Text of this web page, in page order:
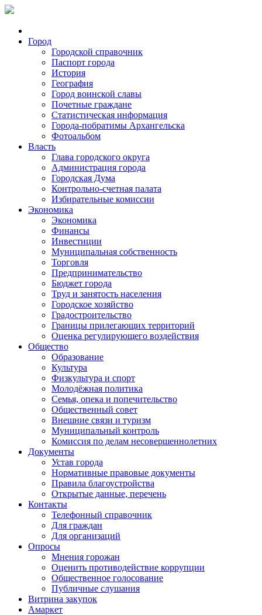
Город
Городской справочник
Паспорт города
История
География
Город воинской славы
Почетные граждане
Статистическая информация
Города-побратимы Архангельска
Фотоальбом
Власть
Глава городского округа
Администрация города
Городская Дума
Контрольно-счетная палата
Избирательные комиссии
Экономика
Экономика
Финансы
Инвестиции
Муниципальная собственность
Торговля
Предпринимательство
Бюджет города
Труд и занятость населения
Городское хозяйство
Градостроительство
Границы прилегающих территорий
Оценка регулирующего воздействия
Общество
Образование
Культура
Физкультура и спорт
Молодёжная политика
Семья, опека и попечительство
Общественный совет
Внешние связи и туризм
Муниципальный контроль
Комиссия по делам несовершеннолетних
Документы
Устав города
Нормативные правовые документы
Правила благоустройства
Открытые данные, перечень
Контакты
Телефонный справочник
Для граждан
Для организаций
Опросы
Мнения горожан
Оценить противодействие коррупции
Общественное голосование
Публичные слушания
Витрина закупок
Амаркет